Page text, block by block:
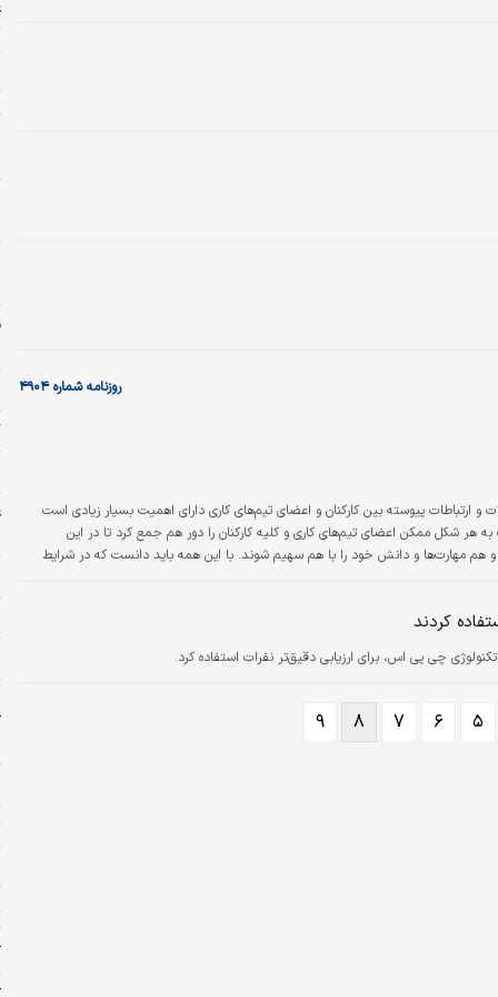
روزنامه شماره ۴۹۰۴
و ارتباطات پیوسته بین کارکنان و اعضای تیم‌های کاری دارای اهمیت بسیار زیادی است
هر شکل ممکن اعضای تیم‌های کاری و کلیه کارکنان را دور هم جمع کرد تا در این
و هم مهارت‌ها و دانش خود را با هم سهیم شوند. با این همه باید دانست که در شرایط
کردند
چی پی اس‌، برای ارزیابی دقیق‌تر نفرات استفاده کرد.
۵ ۶ ۷ ۸ ۹